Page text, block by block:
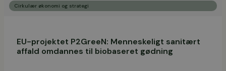
Cirkulær økonomi og strategi
EU-projektet P2GreeN: Menneskeligt sanitært
affald omdannes til biobaseret gødning